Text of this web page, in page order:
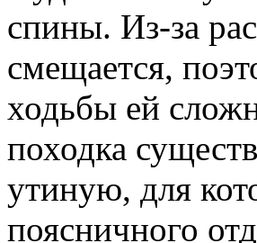
спины. Из-за
смещается,
ходьбы ей
походка
утиную, для
поясничного